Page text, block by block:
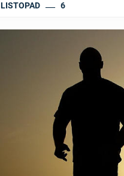
LISTOPAD 6